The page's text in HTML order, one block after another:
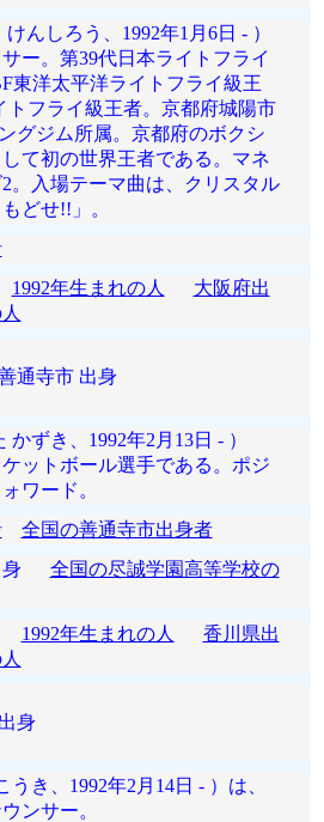
んしろう、1992年1月6日 - ）
ー。第39代日本ライトフライ
東洋太平洋ライトフライ級王
トフライ級王者。京都府城陽市
グジム所属。京都府のボクシ
て初の世界王者である。マネ
。入場テーマ曲は、クリスタル
どせ!!」。
1992年生まれの人
大阪府出
通寺市 出身
ずき、1992年2月13日 - ）
ットボール選手である。ポジ
ワード。
全国の善通寺市出身者
身 全国の尽誠学園高等学校の
1992年生まれの人
香川県出
身
き、1992年2月14日 - ）は、
ンサー。